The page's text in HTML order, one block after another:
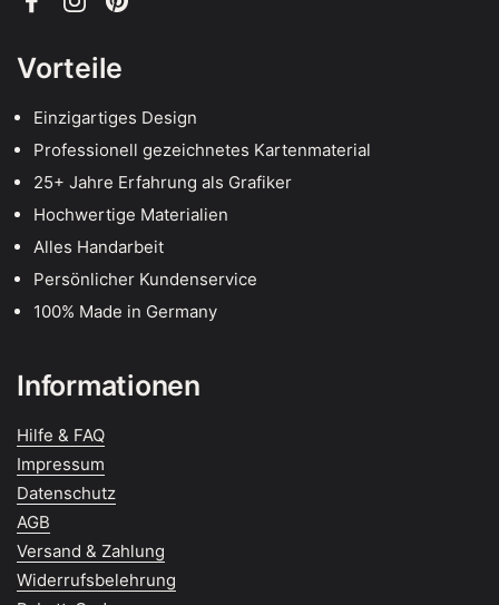
FacebookInstagramPinterest
Vorteile
Einzigartiges Design
Professionell gezeichnetes Kartenmaterial
25+ Jahre Erfahrung als Grafiker
Hochwertige Materialien
Alles Handarbeit
Persönlicher Kundenservice
100% Made in Germany
Informationen
Hilfe & FAQ
Impressum
Datenschutz
AGB
Versand & Zahlung
Widerrufsbelehrung